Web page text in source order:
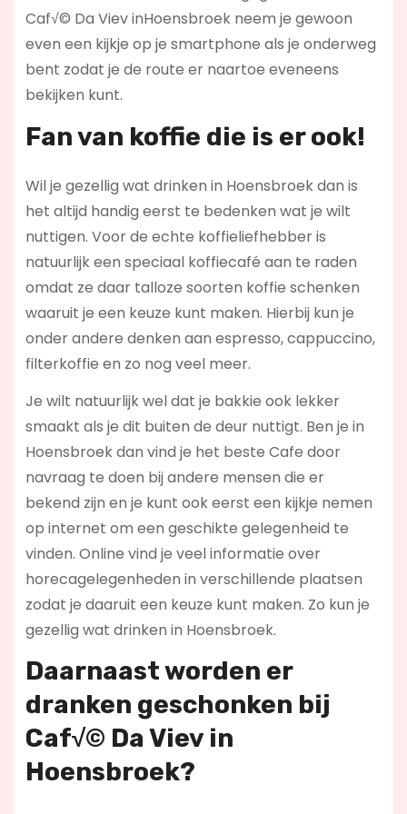
Caf√© Da Viev inHoensbroek neem je gewoon
even een kijkje op je smartphone als je onderweg
bent zodat je de route er naartoe eveneens
bekijken kunt.
Fan van koffie die is er ook!
Wil je gezellig wat drinken in Hoensbroek dan is
het altijd handig eerst te bedenken wat je wilt
nuttigen. Voor de echte koffieliefhebber is
natuurlijk een speciaal koffiecafé aan te raden
omdat ze daar talloze soorten koffie schenken
waaruit je een keuze kunt maken. Hierbij kun je
onder andere denken aan espresso, cappuccino,
filterkoffie en zo nog veel meer.
Je wilt natuurlijk wel dat je bakkie ook lekker
smaakt als je dit buiten de deur nuttigt. Ben je in
Hoensbroek dan vind je het beste Cafe door
navraag te doen bij andere mensen die er
bekend zijn en je kunt ook eerst een kijkje nemen
op internet om een geschikte gelegenheid te
vinden. Online vind je veel informatie over
horecagelegenheden in verschillende plaatsen
zodat je daaruit een keuze kunt maken. Zo kun je
gezellig wat drinken in Hoensbroek.
Daarnaast worden er
dranken geschonken bij
Caf√© Da Viev in
Hoensbroek?